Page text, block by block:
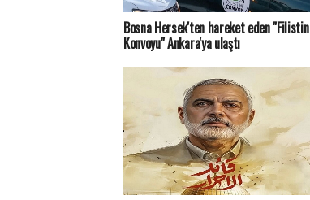
Bosna Hersek'ten hareket eden "Filistin
Konvoyu" Ankara'ya ulaştı